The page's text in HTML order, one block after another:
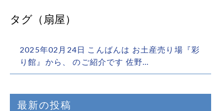
タグ（扇屋）
2025年02月24日 こんばんは お土産売り場『彩
り館』から、 のご紹介です 佐野…
最新の投稿